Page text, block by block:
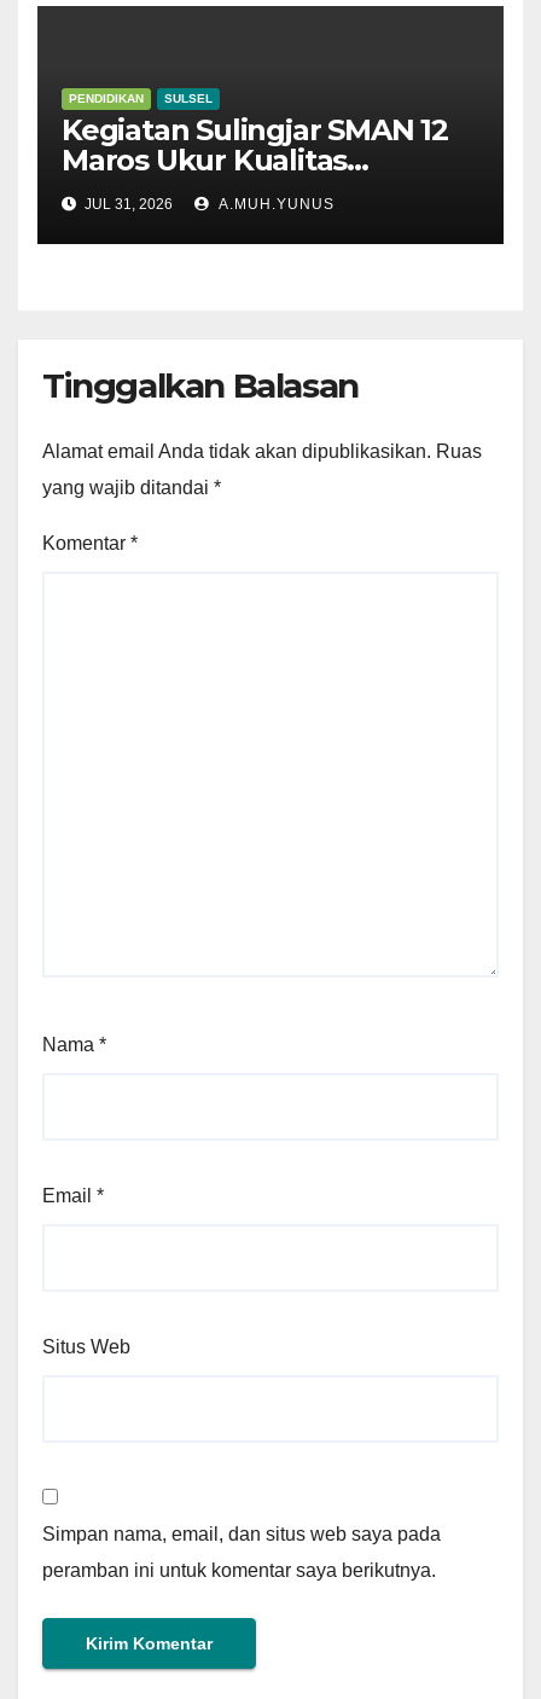
PENDIDIKAN SULSEL
Kegiatan Sulingjar SMAN 12
Maros Ukur Kualitas
Pembelajaran
JUL 31, 2026 A.MUH.YUNUS
Tinggalkan Balasan
Alamat email Anda tidak akan dipublikasikan. Ruas
yang wajib ditandai *
Komentar *
Nama *
Email *
Situs Web
Simpan nama, email, dan situs web saya pada
peramban ini untuk komentar saya berikutnya.